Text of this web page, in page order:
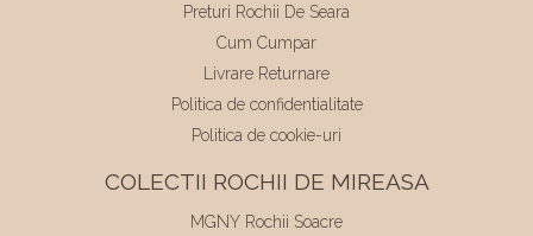
Preturi Rochii De Seara
Cum Cumpar
Livrare Returnare
Politica de confidentialitate
Politica de cookie-uri
COLECTII ROCHII DE MIREASA
MGNY Rochii Soacre